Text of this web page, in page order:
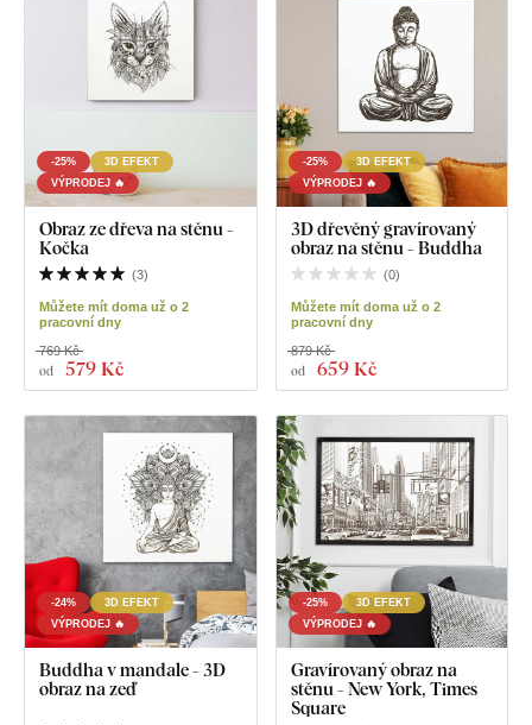
-25%
3D EFEKT
VÝPRODEJ 🔥
Obraz ze dřeva na stěnu -
Kočka
(3)
Můžete mít doma už o 2
pracovní dny
od 579 Kč
769 Kč
-25%
3D EFEKT
VÝPRODEJ 🔥
3D dřevěný gravírovaný
obraz na stěnu - Buddha
(0)
Můžete mít doma už o 2
pracovní dny
od 659 Kč
879 Kč
-24%
3D EFEKT
VÝPRODEJ 🔥
Buddha v mandale - 3D
obraz na zeď
-25%
3D EFEKT
VÝPRODEJ 🔥
Gravírovaný obraz na
stěnu - New York, Times
Square